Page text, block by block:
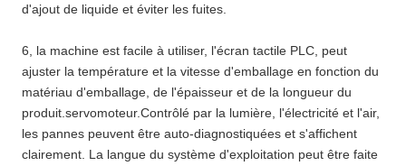
d'ajout de liquide et éviter les fuites.
6, la machine est facile à utiliser, l'écran tactile PLC, peut
ajuster la température et la vitesse d'emballage en fonction du
matériau d'emballage, de l'épaisseur et de la longueur du
produit.servomoteur.Contrôlé par la lumière, l'électricité et l'air,
les pannes peuvent être auto-diagnostiquées et s'affichent
clairement. La langue du système d'exploitation peut être faite